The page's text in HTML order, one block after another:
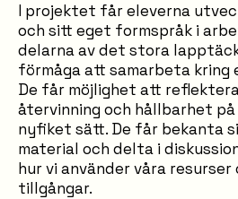
I projektet får eleverna
och sitt eget formspråk i
delarna av det stora
förmåga att samarbeta kring
De får möjlighet att
återvinning och hållbarhet
nyfiket sätt. De får bekanta
material och delta i
hur vi använder våra resurser
tillgångar.